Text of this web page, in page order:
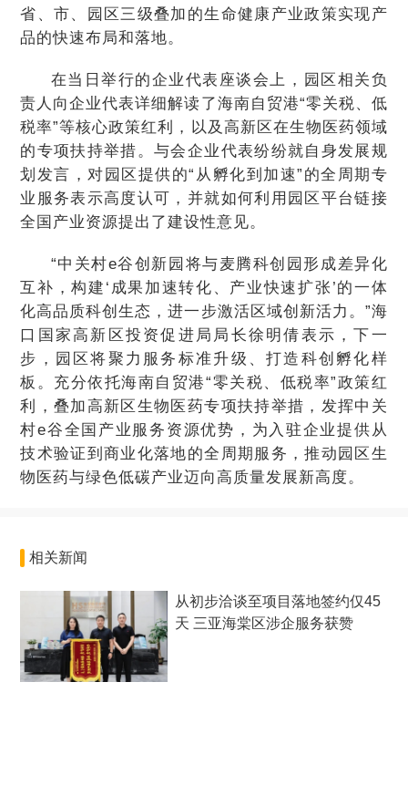
省、市、园区三级叠加的生命健康产业政策实现产
品的快速布局和落地。
在当日举行的企业代表座谈会上，园区相关负
责人向企业代表详细解读了海南自贸港“零关税、低
税率”等核心政策红利，以及高新区在生物医药领域
的专项扶持举措。与会企业代表纷纷就自身发展规
划发言，对园区提供的“从孵化到加速”的全周期专
业服务表示高度认可，并就如何利用园区平台链接
全国产业资源提出了建设性意见。
“中关村e谷创新园将与麦腾科创园形成差异化
互补，构建‘成果加速转化、产业快速扩张’的一体
化高品质科创生态，进一步激活区域创新活力。”海
口国家高新区投资促进局局长徐明倩表示，下一
步，园区将聚力服务标准升级、打造科创孵化样
板。充分依托海南自贸港“零关税、低税率”政策红
利，叠加高新区生物医药专项扶持举措，发挥中关
村e谷全国产业服务资源优势，为入驻企业提供从
技术验证到商业化落地的全周期服务，推动园区生
物医药与绿色低碳产业迈向高质量发展新高度。
相关新闻
从初步洽谈至项目落地签约仅45
天 三亚海棠区涉企服务获赞